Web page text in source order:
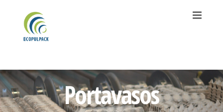
contenido
Portavasos